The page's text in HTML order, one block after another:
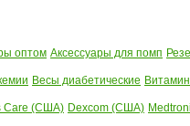
оптом Аксессуары для помп
Весы диабетические
Care (США) Dexcom (США)